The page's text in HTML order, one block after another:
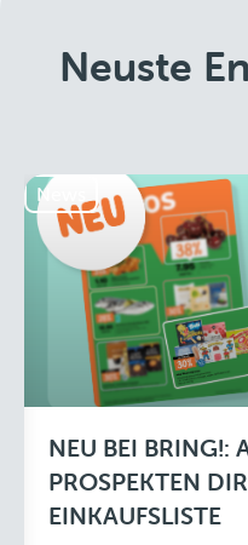
Neuste
News
NEU BEI BRING!:
PROSPEKTEN
EINKAUFSLISTE